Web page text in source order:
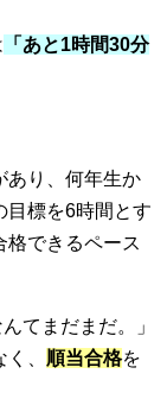
「あと1時間30分
あり、何年生か
目標を6時間とす
格できるペース
てまだまだ。」
、 順当合格を